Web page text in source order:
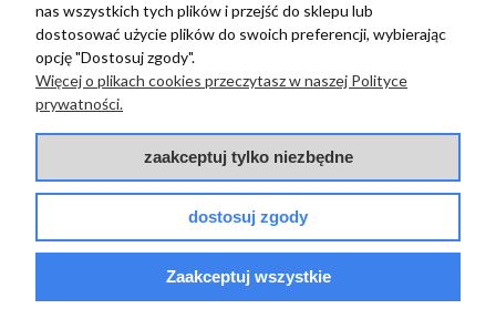
MARAZZI NATURALIA
STRUTTURATO
Marazzi
GRIGIO
STRUTTURATO
nas wszystkich tych plików i przejść do sklepu lub
dostosować użycie plików do swoich preferencji, wybierając
opcję "Dostosuj zgody".
Więcej o plikach cookies przeczytasz w naszej Polityce
prywatności.
zaakceptuj tylko niezbędne
dostosuj zgody
Zaakceptuj wszystkie